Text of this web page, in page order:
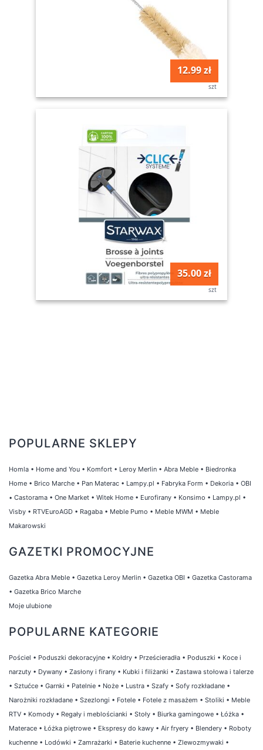
12.99 zł
szt
35.00 zł
szt
POPULARNE SKLEPY
Homla • Home and You • Komfort • Leroy Merlin • Abra Meble • Biedronka
Home • Brico Marche • Pan Materac • Lampy.pl • Fabryka Form • Dekoria • OBI
• Castorama • One Market • Witek Home • Eurofirany • Konsimo • Lampy.pl •
Visby • RTVEuroAGD • Ragaba • Meble Pumo • Meble MWM • Meble
Makarowski
GAZETKI PROMOCYJNE
Gazetka Abra Meble • Gazetka Leroy Merlin • Gazetka OBI • Gazetka Castorama
• Gazetka Brico Marche
Moje ulubione
POPULARNE KATEGORIE
Pościel • Poduszki dekoracyjne • Kołdry • Prześcieradła • Poduszki • Koce i
narzuty • Dywany • Zasłony i firany • Kubki i filiżanki • Zastawa stołowa i talerze
• Sztućce • Garnki • Patelnie • Noże • Lustra • Szafy • Sofy rozkładane •
Narożniki rozkładane • Szezlongi • Fotele • Fotele z masażem • Stoliki • Meble
RTV • Komody • Regały i meblościanki • Stoły • Biurka gamingowe • Łóżka •
Materace • Łóżka piętrowe • Ekspresy do kawy • Air fryery • Blendery • Roboty
kuchenne • Lodówki • Zamrażarki • Baterie kuchenne • Zlewozmywaki •